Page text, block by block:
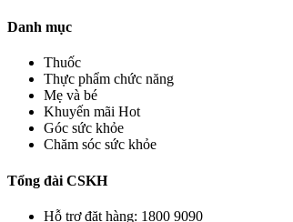
Danh mục
Thuốc
Thực phẩm chức năng
Mẹ và bé
Khuyến mãi Hot
Góc sức khỏe
Chăm sóc sức khỏe
Tổng đài CSKH
Hỗ trợ đặt hàng: 1800 9090